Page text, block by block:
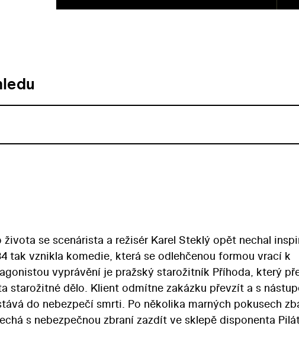
se scenárista a režisér Karel Steklý opět nechal
tak vznikla komedie, která se odlehčenou formou vrací k
vyprávění je pražský starožitník Příhoda, který
starožitné dělo. Klient odmítne zakázku převzít a s
do nebezpečí smrti. Po několika marných pokusech
s nebezpečnou zbraní zazdít ve sklepě disponenta